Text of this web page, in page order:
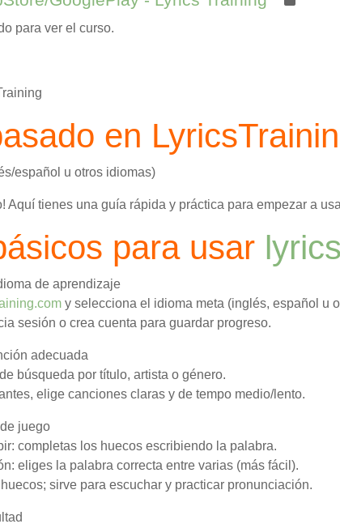
para ver el curso.
en
español u otros idiomas)
Aquí tienes una guía rápida y práctica para empezar a
para usar
de aprendizaje
y selecciona el idioma meta (inglés, español u
sesión o crea cuenta para guardar progreso.
adecuada
búsqueda por título, artista o género.
elige canciones claras y de tempo medio/lento.
juego
completas los huecos escribiendo la palabra.
eliges la palabra correcta entre varias (más fácil).
sirve para escuchar y practicar pronunciación.